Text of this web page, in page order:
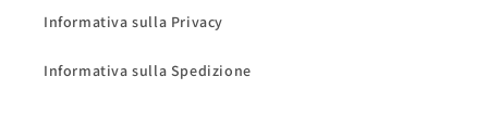
Informativa sulla Privacy
Informativa sulla Spedizione